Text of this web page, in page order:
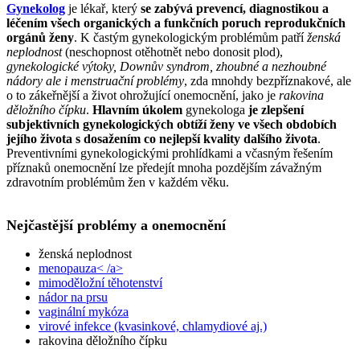
Gynekolog je lékař, který se zabývá prevencí, diagnostikou a
léčením všech organických a funkčních poruch reprodukčních
orgánů ženy. K častým gynekologickým problémům patříženská
neplodnost(neschopnost otěhotnět nebo donosit plod),
gynekologické výtoky, Downův syndrom, zhoubné a nezhoubné
nádory ale i menstruační problémy, zda mnohdy bezpříznakové, ale
o to zákeřnější a život ohrožující onemocnění, jako je rakovina
děložního čípku. Hlavním úkolem gynekologa je zlepšení
subjektivních gynekologických obtíží ženy ve všech obdobích
jejího života s dosažením co nejlepší kvality dalšího života.
Preventivními gynekologickými prohlídkami a včasným řešením
příznaků onemocnění lze předejít mnoha pozdějším závažným
zdravotním problémům žen v každém věku.
Nejčastější problémy a onemocnění
ženská neplodnost
menopauza< /a>
mimoděložní těhotenství
nádor na prsu
vaginální mykóza
virové infekce (kvasinkové, chlamydiové aj.)
rakovina děložního čípku